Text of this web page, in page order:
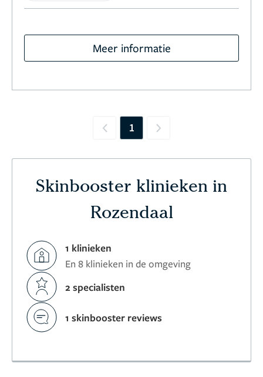
Meer informatie
Previous
1 Next
Skinbooster klinieken in
Rozendaal
1 klinieken
En 8 klinieken in de omgeving
2 specialisten
1 skinbooster reviews